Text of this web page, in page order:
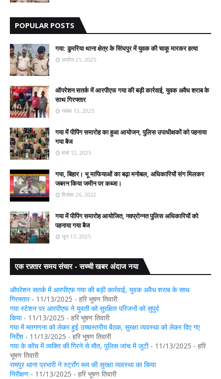
POPULAR POSTS
गया: डुमरिया थाना क्षेत्र के सिंघपुर में युवक की चाकू मारकर हत्या
अप्रैल 21, 2025
ऑपरेशन सतर्क में आरपीएफ गया की बड़ी कार्रवाई, युवक अवैध शराब के
साथ गिरफ्तार
नवंबर 13, 2025
गया में पीपिंग समारोह का हुआ आयोजन, पुलिस उपाधीक्षकों को पहनाया
गया बैज
मार्च 12, 2025
गया, बिहार। भू माफियाओं का बढ़ा मनोबल, अधिकारियों संग मिलकर
जबरन किया जमीन पर कब्जा।
दिसंबर 26, 2022
गया में पीपिंग समारोह आयोजित, नवप्रोन्नत पुलिस अधिकारियों को
पहनाया गया बैज
जून 17, 2025
एक रफ़्तार समय संचार - सच्ची खबर अंदाज नया
ऑपरेशन सतर्क में आरपीएफ गया की बड़ी कार्रवाई, युवक अवैध शराब के साथ
गिरफ्तार- 11/13/2025 - हरि भूषण तिवारी
गया स्टेशन पर आरपीएफ ने युवती को सुरक्षित परिजनों को सुपुर्द
किया- 11/13/2025 - हरि भूषण तिवारी
गया में मतगणना को लेकर हुई उच्चस्तरीय बैठक, सुरक्षा व्यवस्था को लेकर दिए गए
निर्देश- 11/13/2025 - हरि भूषण तिवारी
गया के कोंच में व्यक्ति की गिरने से मौत, पुलिस जांच में जुटी- 11/13/2025 - हरि
भूषण तिवारी
रामपुर थाना प्रभारी ने स्ट्रॉंग रूम की सुरक्षा व्यवस्था का किया
निरीक्षण - 11/13/2025 - हरि भूषण तिवारी